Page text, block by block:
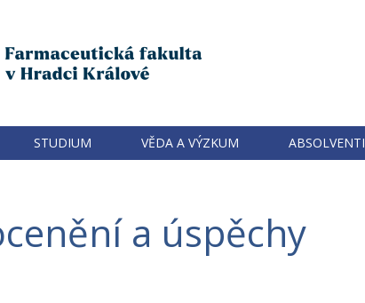
STUDIUM VĚDA A VÝZKUM ABSOLVENTI
a úspěchy